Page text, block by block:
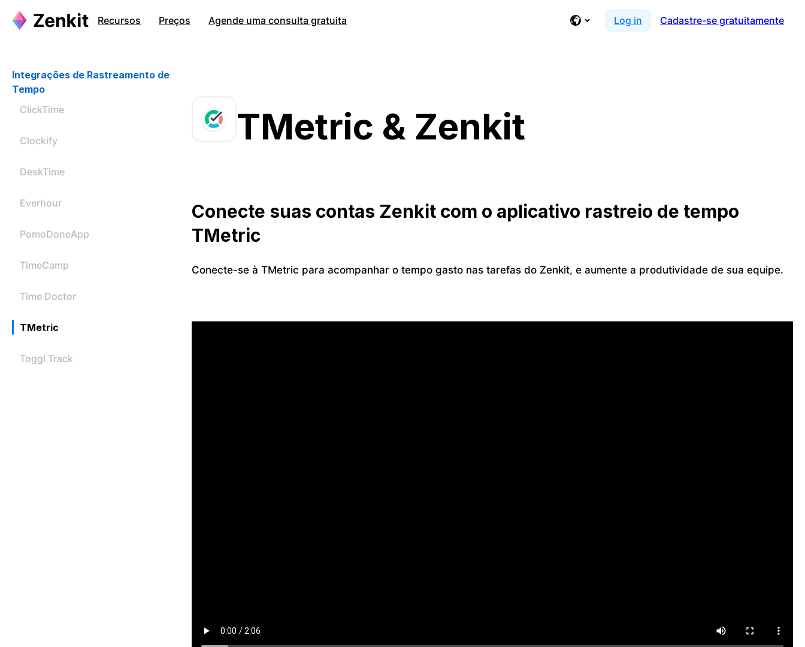
Recursos Preços Agende uma consulta gratuita Log in Cadastre-se gratuitamente
Integrações de Rastreamento de
Tempo
ClickTime
Clockify
DeskTime
Everhour
PomoDoneApp
TimeCamp
Time Doctor
TMetric
Toggl Track
TMetric & Zenkit
Conecte suas contas Zenkit com o aplicativo rastreio de tempo
TMetric
Conecte-se à TMetric para acompanhar o tempo gasto nas tarefas do Zenkit, e aumente a produtividade de sua equipe.